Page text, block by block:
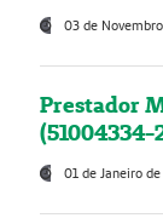
03 de
Prestador
(51004334-
01 de Janeiro